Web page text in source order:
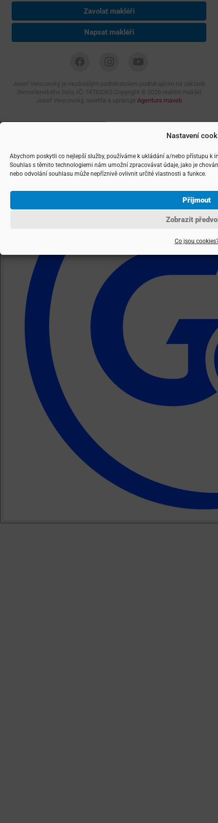
Nastavení
Abychom poskytli co nejlepší služby, používáme k ukládání a/nebo přístupu k
Souhlas s těmito technologiemi nám umožní zpracovávat údaje, jako je
nebo odvolání souhlasu může nepříznivě ovlivnit určité vlastnosti a funkce.
Přijmout
Zobrazit
Co jsou
Zavolat makléři
Napsat makléři
Josef Vencovský je nezávislým podnikatelem podnikajícím na základě
živnostenského listu, IČ: 74783262 Copyright © 2026 realitní makléř
Josef Vencovský, navrhla a spravuje Agentura maveb